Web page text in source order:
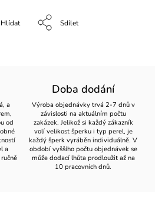
Hlídat Sdílet
a
od
a
Doba dodání
Výroba objednávky trvá 2-7 dnů v
závislosti na aktuálním počtu
zakázek. Jelikož si každý zákazník
volí velikost šperku i typ perel, je
každý šperk vyráběn individuálně. V
období vyššího počtu objednávek se
může dodací lhůta prodloužit až na
10 pracovních dnů.